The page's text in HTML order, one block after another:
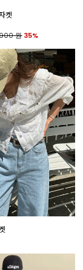
켓
원 35%